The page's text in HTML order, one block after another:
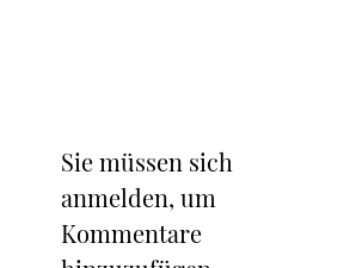
Sie müssen sich
anmelden, um
Kommentare